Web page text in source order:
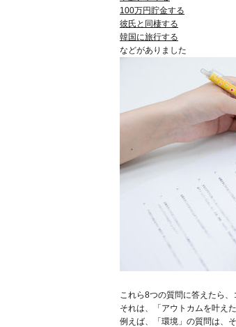
100万円貯金する
彼氏と同棲する
韓国に旅行する
などがありました
これら8つの質問に答えたら
それは、「アウトカムを叶え
例えば、「環境」の質問は、